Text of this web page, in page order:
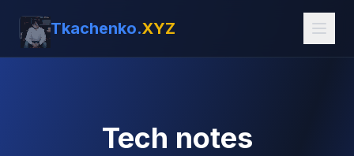
Tkachenko.XYZ
Tech notes